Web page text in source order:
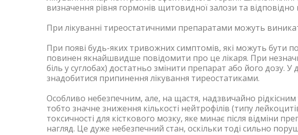
визначення рівня гормонів щитовидної залози та відповідно
При лікуванні тиреостатичними препаратами можуть
При появі будь-яких тривожних симптомів, які можуть бути
повинен якнайшвидше повідомити про це лікаря. При
біль у суглобах) достатньо змінити препарат або його дозу.
знадобитися припинення лікування тиреостатиками.
Особливо небезпечним, але, на щастя, надзвичайно
тобто значне зниження кількості нейтрофілів (типу
токсичності для кісткового мозку, яке минає після відміни
нагляд. Це дуже небезпечний стан, оскільки тоді сильно